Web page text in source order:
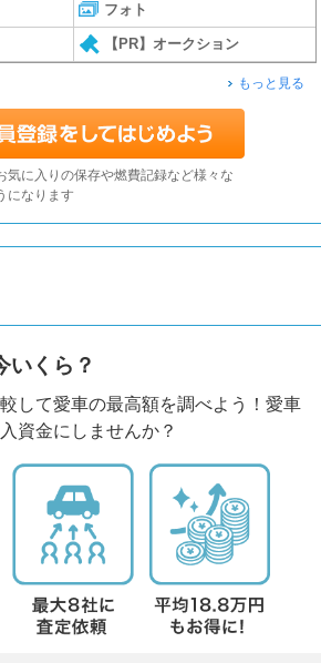
フォト
【PR】オークション
もっと見る
気に入りの保存や燃費記録など様々な
になります
いくら？
して愛車の最高額を調べよう！愛車
資金にしませんか？